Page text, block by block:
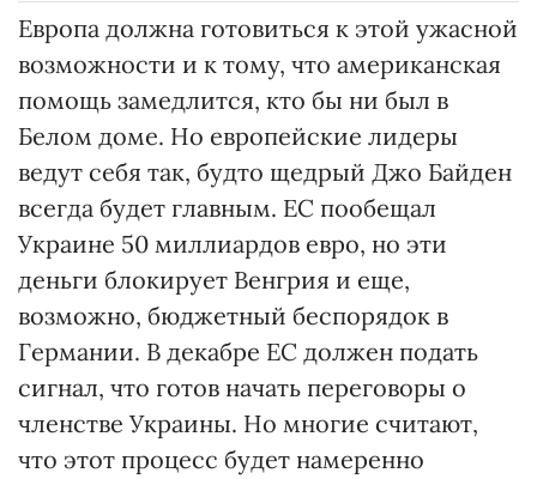
Европа должна готовиться к этой ужасной
возможности и к тому, что американская
помощь замедлится, кто бы ни был в
Белом доме. Но европейские лидеры
ведут себя так, будто щедрый Джо Байден
всегда будет главным. ЕС пообещал
Украине 50 миллиардов евро, но эти
деньги блокирует Венгрия и еще,
возможно, бюджетный беспорядок в
Германии. В декабре ЕС должен подать
сигнал, что готов начать переговоры о
членстве Украины. Но многие считают,
что этот процесс будет намеренно